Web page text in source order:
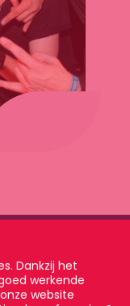
Dankzij het
werkende
website